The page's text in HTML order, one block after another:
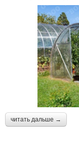
читать дальше →